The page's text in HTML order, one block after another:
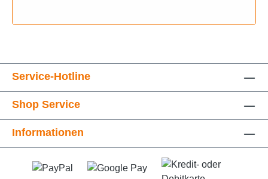
Service-Hotline
Shop Service
Informationen